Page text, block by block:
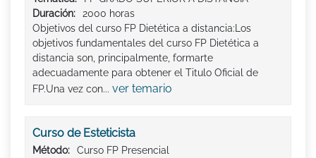
Duración:
2000 horas
Objetivos del curso FP Dietética a distancia:Los
objetivos fundamentales del curso FP Dietética a
distancia son, principalmente, formarte
adecuadamente para obtener el Titulo Oficial de
FP.Una vez con... ver temario
Curso de Esteticista
Método:
Curso FP Presencial